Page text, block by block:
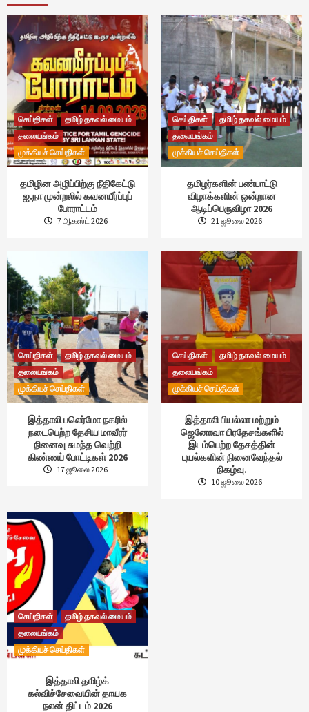
செய்திகள்
தமிழ் தகவல் மையம்
தலையங்கம்
முக்கியச் செய்திகள்
தமிழின அழிப்பிற்கு நீதிகேட்டு
ஐ.நா முன்றலில் கவனயீர்ப்புப்
போராட்டம்
7 ஆகஸ்ட் 2026
செய்திகள்
தமிழ் தகவல் மையம்
தலையங்கம்
முக்கியச் செய்திகள்
தமிழர்களின் பண்பாட்டு
விழாக்களின் ஒன்றான
ஆடிப்பெருவிழா 2026
21 ஜூலை 2026
செய்திகள்
தமிழ் தகவல் மையம்
தலையங்கம்
முக்கியச் செய்திகள்
இத்தாலி பலெர்மோ நகரில்
நடைபெற்ற தேசிய மாவீரர்
நினைவு சுமந்த வெற்றி
கிண்ணப் போட்டிகள் 2026
17 ஜூலை 2026
செய்திகள்
தமிழ் தகவல் மையம்
தலையங்கம்
முக்கியச் செய்திகள்
இத்தாலி பியல்லா மற்றும்
ஜெனோவா பிரதேசங்களில்
இடம்பெற்ற தேசத்தின்
புயல்களின் நினைவேந்தல்
நிகழ்வு.
10 ஜூலை 2026
செய்திகள்
தமிழ் தகவல் மையம்
தலையங்கம்
முக்கியச் செய்திகள்
இத்தாலி தமிழ்க்
கல்விச்சேவையின் தாயக
நலன் திட்டம் 2026